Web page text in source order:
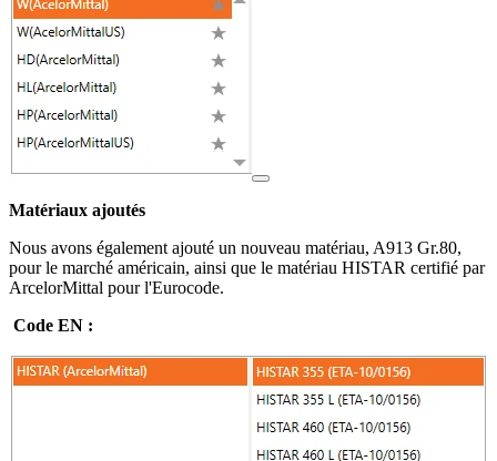
Matériaux ajoutés
Nous avons également ajouté un nouveau matériau, A913 Gr.80,
pour le marché américain, ainsi que le matériau HISTAR certifié par
ArcelorMittal pour l'Eurocode.
Code EN :